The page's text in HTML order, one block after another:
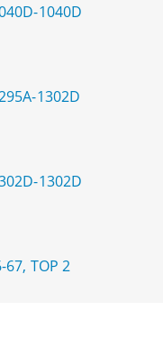
1040D
1302D
1302D
TOP 2